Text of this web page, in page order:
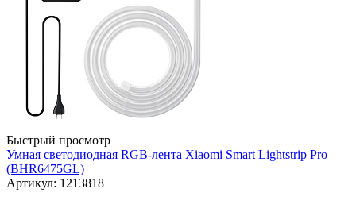
Быстрый просмотр
Умная светодиодная RGB-лента Xiaomi Smart Lightstrip Pro
(BHR6475GL)
Артикул: 1213818